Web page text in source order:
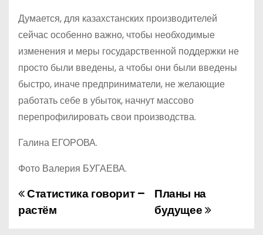
Думается, для казахстанских производителей
сейчас особенно важно, чтобы необходимые
изменения и меры государственной поддержки не
просто были введены, а чтобы они были введены
быстро, иначе предприниматели, не желающие
работать себе в убыток, начнут массово
перепрофилировать свои производства.
Галина ЕГОРОВА.
Фото Валерия БУГАЕВА.
Н
а
Планы на
будущее
Статистика говорит –
растём